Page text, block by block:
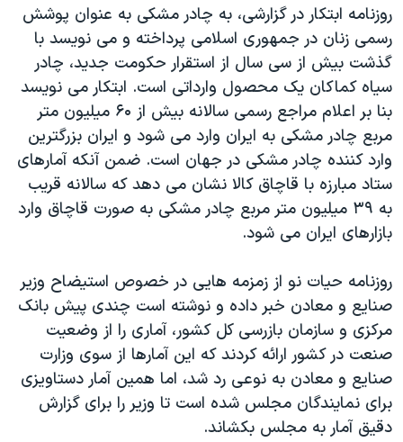
روزنامه ابتکار در گزارشی، به چادر مشکی به عنوان پوشش
رسمی زنان در جمهوری اسلامی پرداخته و می نویسد با
گذشت بیش از سی سال از استقرار حکومت جدید، چادر
سیاه کماکان یک محصول وارداتی است. ابتکار می نویسد
بنا بر اعلام مراجع رسمی سالانه بیش از ۶۰ میلیون متر
مربع چادر مشکی به ایران وارد می شود و ایران بزرگترین
وارد کننده چادر مشکی در جهان است. ضمن آنکه آمارهای
ستاد مبارزه با قاچاق کالا نشان می دهد که سالانه قریب
به ۳۹ میلیون متر مربع چادر مشکی به صورت قاچاق وارد
بازارهای ایران می شود.
روزنامه حیات نو از زمزمه هایی در خصوص استیضاح وزیر
صنایع و معادن خبر داده و نوشته است چندى پیش بانک
مرکزى و سازمان بازرسى کل کشور، آمارى را از وضعیت
صنعت در کشور ارائه کردند که این آمارها از سوى وزارت
صنایع و معادن به نوعى رد شد، اما همین آمار دستاویزى
براى نمایندگان مجلس شده است تا وزیر را براى گزارش
دقیق آمار به مجلس بکشاند.